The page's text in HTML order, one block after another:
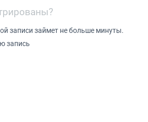
записи займет не больше минуты.
запись